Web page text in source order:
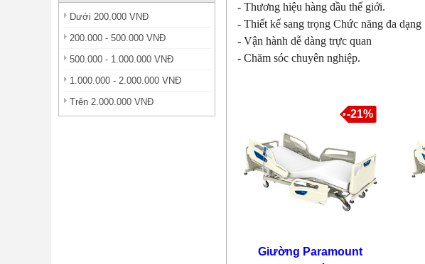
Dưới 200.000 VNĐ
200.000 - 500.000 VNĐ
500.000 - 1.000.000 VNĐ
1.000.000 - 2.000.000 VNĐ
Trên 2.000.000 VNĐ
- Thương hiệu hàng đầu thế giới.
- Thiết kế sang trọng Chức năng đa dạng
- Vận hành dễ dàng trực quan
- Chăm sóc chuyên nghiệp.
Giường Paramount
-21%